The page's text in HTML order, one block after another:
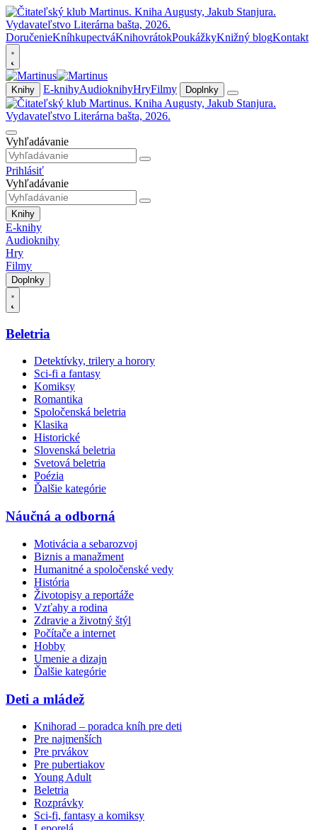
DoručenieKníhkupectváKnihovrátokPoukážkyKnižný blogKontakt
Knihy E-knihyAudioknihyHryFilmy Doplnky
Vyhľadávanie
Prihlásiť
Vyhľadávanie
Knihy
E-knihy
Audioknihy
Hry
Filmy
Doplnky
Beletria
Detektívky, trilery a horory
Sci-fi a fantasy
Komiksy
Romantika
Spoločenská beletria
Klasika
Historické
Slovenská beletria
Svetová beletria
Poézia
Ďalšie kategórie
Náučná a odborná
Motivácia a sebarozvoj
Biznis a manažment
Humanitné a spoločenské vedy
História
Životopisy a reportáže
Vzťahy a rodina
Zdravie a životný štýl
Počítače a internet
Hobby
Umenie a dizajn
Ďalšie kategórie
Deti a mládež
Knihorad – poradca kníh pre deti
Pre najmenších
Pre prvákov
Pre pubertiakov
Young Adult
Beletria
Rozprávky
Sci-fi, fantasy a komiksy